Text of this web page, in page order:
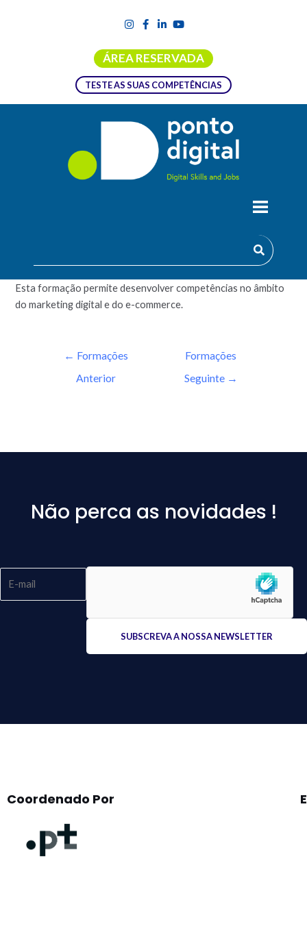
ÁREA RESERVADA
TESTE AS SUAS COMPETÊNCIAS
CURSO TÉCNICO DE COMUNICAÇÃO E
SERVIÇO DIGITAL
Esta formação permite desenvolver competências no âmbito
do marketing digital e do e-commerce.
← Formações
Anterior
Formações
Seguinte →
Não perca as novidades !
Coordenado Por